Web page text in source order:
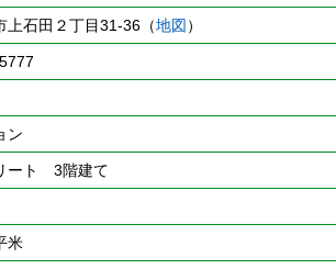
上石田２丁目31-36（地図）
ン
ート 3階建て
米